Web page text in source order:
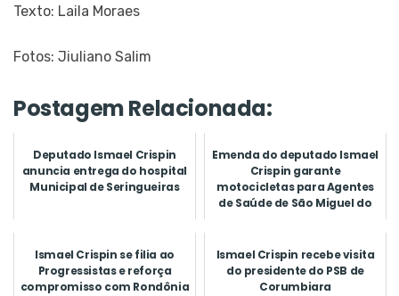
Texto: Laila Moraes
Fotos: Jiuliano Salim
Postagem Relacionada:
Deputado Ismael Crispin
anuncia entrega do hospital
Municipal de Seringueiras
Emenda do deputado Ismael
Crispin garante
motocicletas para Agentes
de Saúde de São Miguel do
Ismael Crispin se filia ao
Progressistas e reforça
compromisso com Rondônia
Ismael Crispin recebe visita
do presidente do PSB de
Corumbiara